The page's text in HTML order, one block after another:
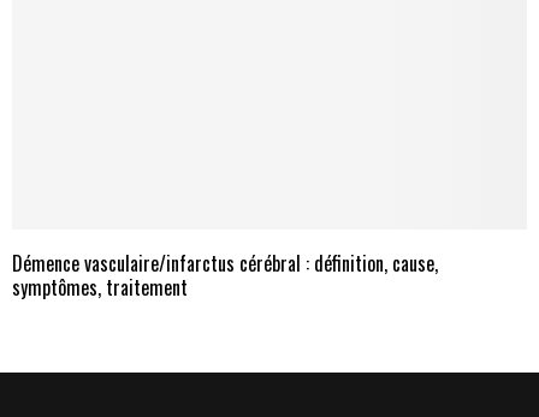
Démence vasculaire/infarctus cérébral : définition, cause,
symptômes, traitement